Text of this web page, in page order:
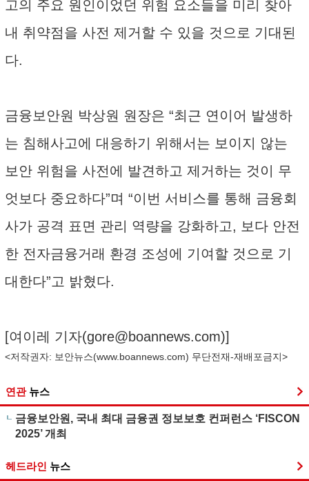
고의 주요 원인이었던 위험 요소들을 미리 찾아
내 취약점을 사전 제거할 수 있을 것으로 기대된
다.
금융보안원 박상원 원장은 “최근 연이어 발생하
는 침해사고에 대응하기 위해서는 보이지 않는
보안 위험을 사전에 발견하고 제거하는 것이 무
엇보다 중요하다”며 “이번 서비스를 통해 금융회
사가 공격 표면 관리 역량을 강화하고, 보다 안전
한 전자금융거래 환경 조성에 기여할 것으로 기
대한다”고 밝혔다.
[여이레 기자(gore@boannews.com)]
<저작권자: 보안뉴스(www.boannews.com) 무단전재-재배포금지>
연관 뉴스
금융보안원, 국내 최대 금융권 정보보호 컨퍼런스 ‘FISCON
2025’ 개최
헤드라인 뉴스